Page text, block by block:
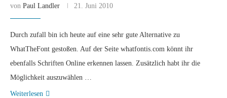
von Paul Landler 21. Juni 2010
Durch zufall bin ich heute auf eine sehr gute Alternative zu
WhatTheFont gestoßen. Auf der Seite whatfontis.com könnt ihr
ebenfalls Schriften Online erkennen lassen. Zusätzlich habt ihr die
Möglichkeit auszuwählen …
Weiterlesen